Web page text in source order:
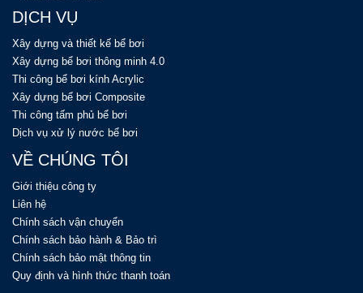
DỊCH VỤ
Xây dựng và thiết kế bể bơi
Xây dựng bể bơi thông minh 4.0
Thi công bể bơi kính Acrylic
Xây dựng bể bơi Composite
Thi công tấm phủ bể bơi
Dịch vụ xử lý nước bể bơi
VỀ CHÚNG TÔI
Giới thiệu công ty
Liên hệ
Chính sách vận chuyển
Chính sách bảo hành & Bảo trì
Chính sách bảo mật thông tin
Quy định và hình thức thanh toán